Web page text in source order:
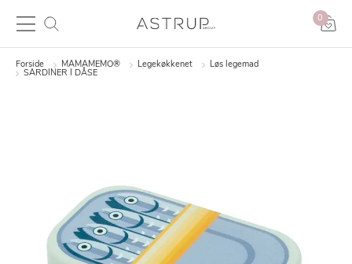
0
Forside MAMAMEMO® Legekøkkenet
Løs legemad
SARDINER I DÅSE